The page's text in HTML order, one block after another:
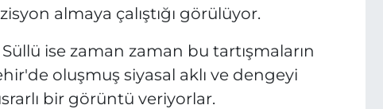
almaya çalıştığı görülüyor.
ise zaman zaman bu tartışmaların
oluşmuş siyasal aklı ve dengeyi
bir görüntü veriyorlar.